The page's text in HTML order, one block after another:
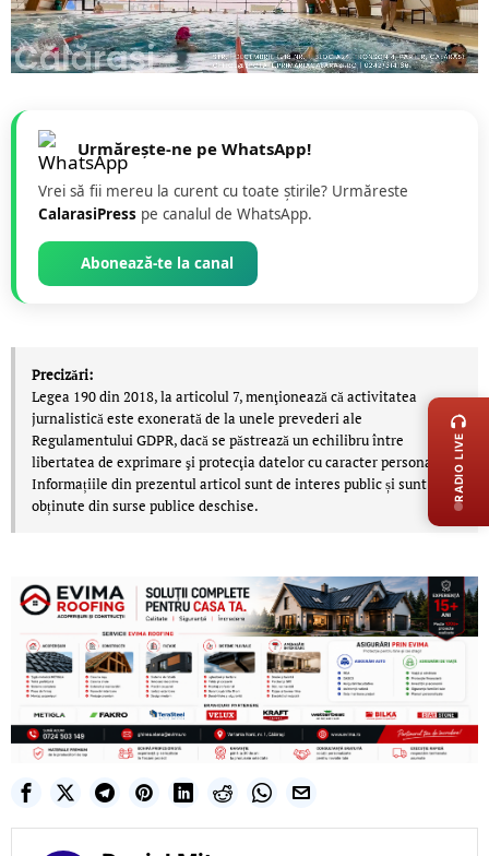
Urmărește-ne pe WhatsApp!
Vrei să fii mereu la curent cu toate știrile? Urmăreste
CalarasiPress pe canalul de WhatsApp.
Abonează-te la canal
Precizări:
Legea 190 din 2018, la articolul 7, menţionează că activitatea
jurnalistică este exonerată de la unele prevederi ale
Regulamentului GDPR, dacă se păstrează un echilibru între
libertatea de exprimare şi protecţia datelor cu caracter personal.
Informațiile din prezentul articol sunt de interes public și sunt
obținute din surse publice deschise.
RADIO LIVE